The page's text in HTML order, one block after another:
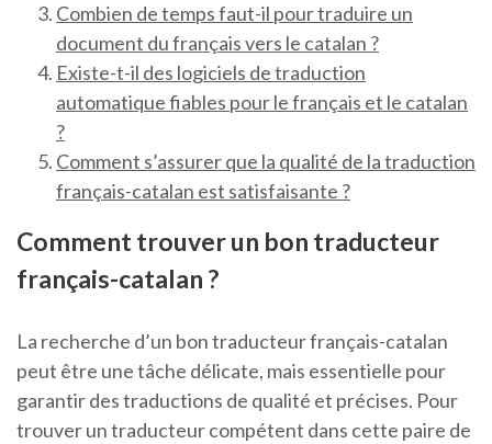
Combien de temps faut-il pour traduire un
document du français vers le catalan ?
Existe-t-il des logiciels de traduction
automatique fiables pour le français et le catalan
?
Comment s’assurer que la qualité de la traduction
français-catalan est satisfaisante ?
Comment trouver un bon traducteur
français-catalan ?
La recherche d’un bon traducteur français-catalan
peut être une tâche délicate, mais essentielle pour
garantir des traductions de qualité et précises. Pour
trouver un traducteur compétent dans cette paire de